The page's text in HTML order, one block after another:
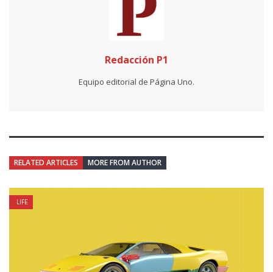
Redacción P1
Equipo editorial de Página Uno.
RELATED ARTICLES MORE FROM AUTHOR
LIFE